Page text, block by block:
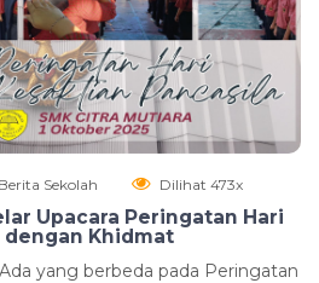
Berita Sekolah Dilihat 473x
Upacara Peringatan Hari
dengan Khidmat
yang berbeda pada Peringatan